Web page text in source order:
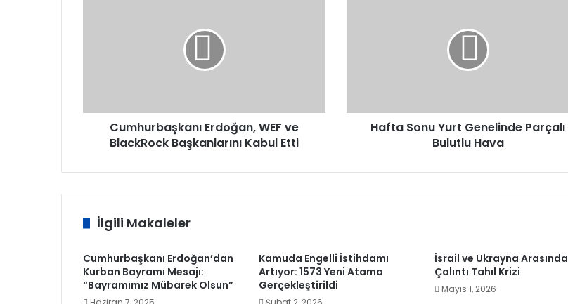
Cumhurbaşkanı Erdoğan, WEF ve
BlackRock Başkanlarını Kabul Etti
Hafta Sonu Yurt Genelinde Parçalı
Bulutlu Hava
İlgili Makaleler
Cumhurbaşkanı Erdoğan’dan
Kurban Bayramı Mesajı:
“Bayramımız Mübarek Olsun”
Kamuda Engelli İstihdamı
Artıyor: 1573 Yeni Atama
Gerçekleştirildi
İsrail ve Ukrayna Arasında
Çalıntı Tahıl Krizi
Mayıs 1, 2026